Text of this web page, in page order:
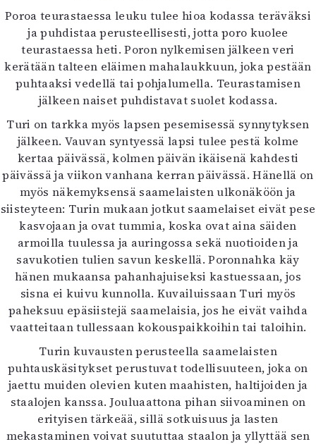
Poroa teurastaessa leuku tulee hioa kodassa teräväksi
ja puhdistaa perusteellisesti, jotta poro kuolee
teurastaessa heti. Poron nylkemisen jälkeen veri
kerätään talteen eläimen mahalaukkuun, joka pestään
puhtaaksi vedellä tai pohjalumella. Teurastamisen
jälkeen naiset puhdistavat suolet kodassa.
Turi on tarkka myös lapsen pesemisessä synnytyksen
jälkeen. Vauvan syntyessä lapsi tulee pestä kolme
kertaa päivässä, kolmen päivän ikäisenä kahdesti
päivässä ja viikon vanhana kerran päivässä. Hänellä on
myös näkemyksensä saamelaisten ulkonäköön ja
siisteyteen: Turin mukaan jotkut saamelaiset eivät pese
kasvojaan ja ovat tummia, koska ovat aina säiden
armoilla tuulessa ja auringossa sekä nuotioiden ja
savukotien tulien savun keskellä. Poronnahka käy
hänen mukaansa pahanhajuiseksi kastuessaan, jos
sisna ei kuivu kunnolla. Kuvailuissaan Turi myös
paheksuu epäsiistejä saamelaisia, jos he eivät vaihda
vaatteitaan tullessaan kokouspaikkoihin tai taloihin.
Turin kuvausten perusteella saamelaisten
puhtauskäsitykset perustuvat todellisuuteen, joka on
jaettu muiden olevien kuten maahisten, haltijoiden ja
staalojen kanssa. Jouluaattona pihan siivoaminen on
erityisen tärkeää, sillä sotkuisuus ja lasten
mekastaminen voivat suututtaa staalon ja yllyttää sen